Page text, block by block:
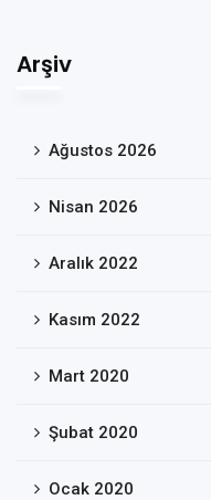
Arşiv
Ağustos 2026
Nisan 2026
Aralık 2022
Kasım 2022
Mart 2020
Şubat 2020
Ocak 2020